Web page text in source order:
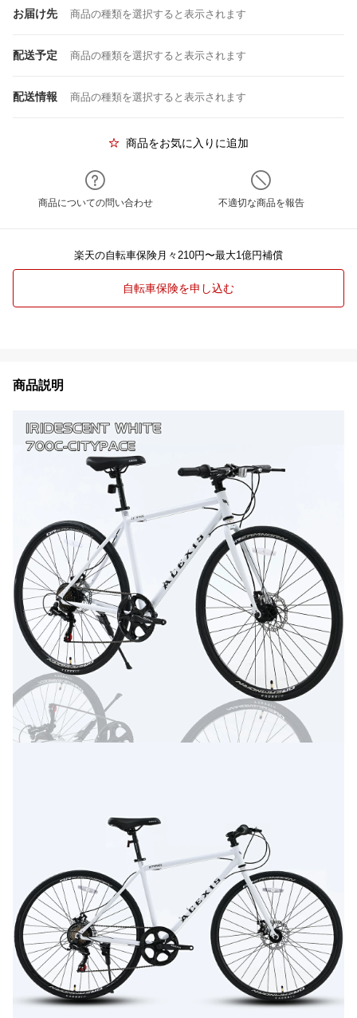
お届け先 商品の種類を選択すると表示されます
配送予定 商品の種類を選択すると表示されます
配送情報 商品の種類を選択すると表示されます
商品をお気に入りに追加
商品についての問い合わせ 不適切な商品を報告
楽天の自転車保険月々210円〜最大1億円補償
自転車保険を申し込む
商品説明